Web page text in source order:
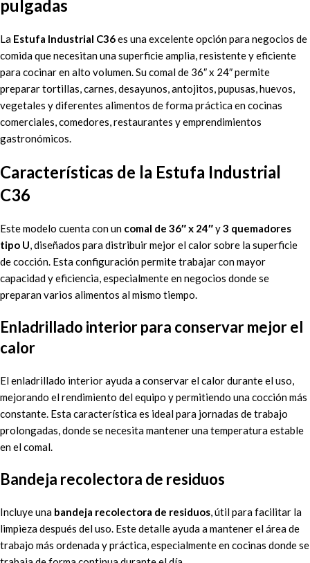
pulgadas
La Estufa Industrial C36es una excelente opción para negocios de
comida que necesitan una superficie amplia, resistente y eficiente
para cocinar en alto volumen. Su comal de 36″ x 24″ permite
preparar tortillas, carnes, desayunos, antojitos, pupusas, huevos,
vegetales y diferentes alimentos de forma práctica en cocinas
comerciales, comedores, restaurantes y emprendimientos
gastronómicos.
Características de la Estufa Industrial
C36
Este modelo cuenta con un comal de 36″ x 24″y3 quemadores
tipo U, diseñados para distribuir mejor el calor sobre la superficie
de cocción. Esta configuración permite trabajar con mayor
capacidad y eficiencia, especialmente en negocios donde se
preparan varios alimentos al mismo tiempo.
Enladrillado interior para conservar mejor el
calor
El enladrillado interior ayuda a conservar el calor durante el uso,
mejorando el rendimiento del equipo y permitiendo una cocción más
constante. Esta característica es ideal para jornadas de trabajo
prolongadas, donde se necesita mantener una temperatura estable
en el comal.
Bandeja recolectora de residuos
Incluye una bandeja recolectora de residuos, útil para facilitar la
limpieza después del uso. Este detalle ayuda a mantener el área de
trabajo más ordenada y práctica, especialmente en cocinas donde se